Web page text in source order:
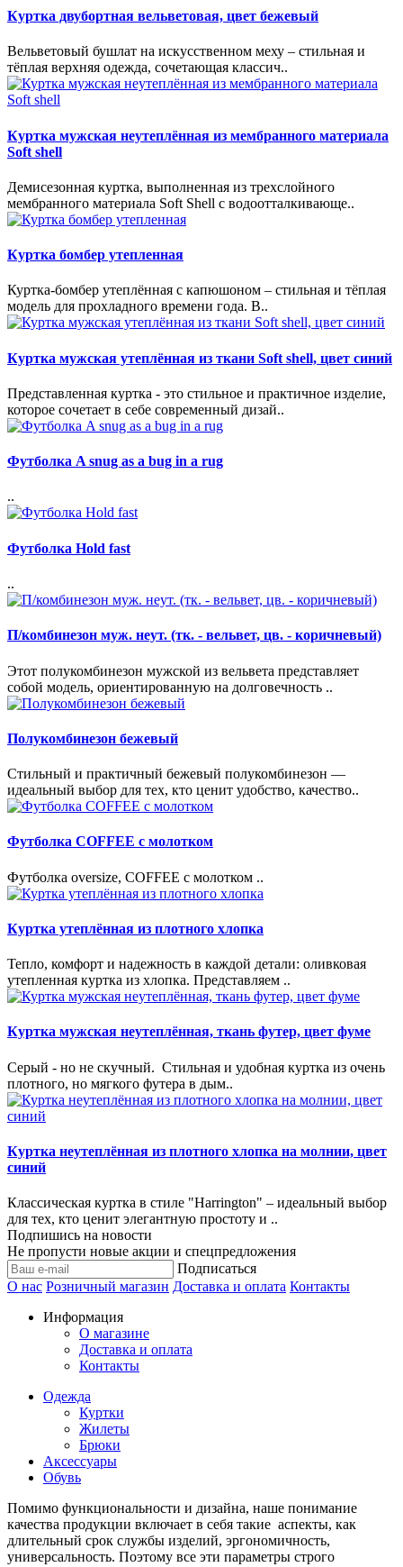
Куртка двубортная вельветовая, цвет бежевый
Вельветовый бушлат на искусственном меху – стильная и
тёплая верхняя одежда, сочетающая классич..
Куртка мужская неутеплённая из мембранного материала
Soft shell
Демисезонная куртка, выполненная из трехслойного
мембранного материала Soft Shell с водоотталкивающе..
Куртка бомбер утепленная
Куртка-бомбер утеплённая с капюшоном – стильная и тёплая
модель для прохладного времени года. В..
Куртка мужская утеплённая из ткани Soft shell, цвет синий
Представленная куртка - это стильное и практичное изделие,
которое сочетает в себе современный дизай..
Футболка A snug as a bug in a rug
..
Футболка Hold fast
..
П/комбинезон муж. неут. (тк. - вельвет, цв. - коричневый)
Этот полукомбинезон мужской из вельвета представляет
собой модель, ориентированную на долговечность ..
Полукомбинезон бежевый
Стильный и практичный бежевый полукомбинезон —
идеальный выбор для тех, кто ценит удобство, качество..
Футболка COFFEE с молотком
Футболка oversize, COFFEE с молотком ..
Куртка утеплённая из плотного хлопка
Тепло, комфорт и надежность в каждой детали: оливковая
утепленная куртка из хлопка. Представляем ..
Куртка мужская неутеплённая, ткань футер, цвет фуме
Серый - но не скучный. Стильная и удобная куртка из очень
плотного, но мягкого футера в дым..
Куртка неутеплённая из плотного хлопка на молнии, цвет
синий
Классическая куртка в стиле "Harrington" – идеальный выбор
для тех, кто ценит элегантную простоту и ..
Подпишись на новости
Не пропусти новые акции и спецпредложения
Подписаться
О нас Розничный магазин Доставка и оплата Контакты
Информация
О магазине
Доставка и оплата
Контакты
Одежда
Куртки
Жилеты
Брюки
Аксессуары
Обувь
Помимо функциональности и дизайна, наше понимание
качества продукции включает в себя такие аспекты, как
длительный срок службы изделий, эргономичность,
универсальность. Поэтому все эти параметры строго